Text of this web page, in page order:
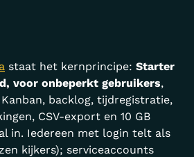
staat het kernprincipe: Starter
voor onbeperkt gebruikers,
backlog, tijdregistratie,
CSV-export en 10 GB
in. Iedereen met login telt als
kijkers); serviceaccounts